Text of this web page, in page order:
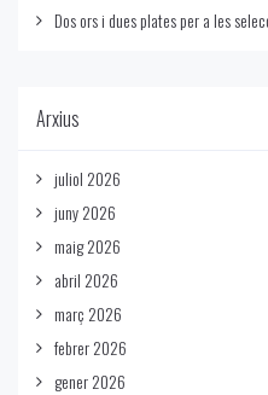
Dos ors i dues plates per a les
Arxius
juliol 2026
juny 2026
maig 2026
abril 2026
març 2026
febrer 2026
gener 2026